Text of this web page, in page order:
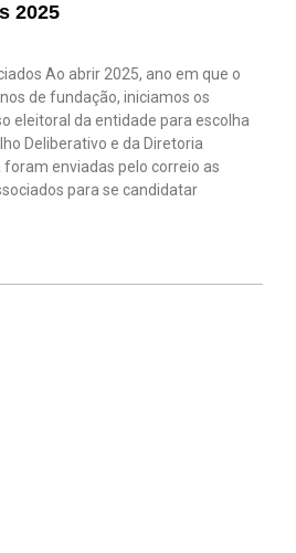
2025
Ao abrir 2025, ano em que o
de fundação, iniciamos os
eleitoral da entidade para escolha
Deliberativo e da Diretoria
enviadas pelo correio as
para se candidatar